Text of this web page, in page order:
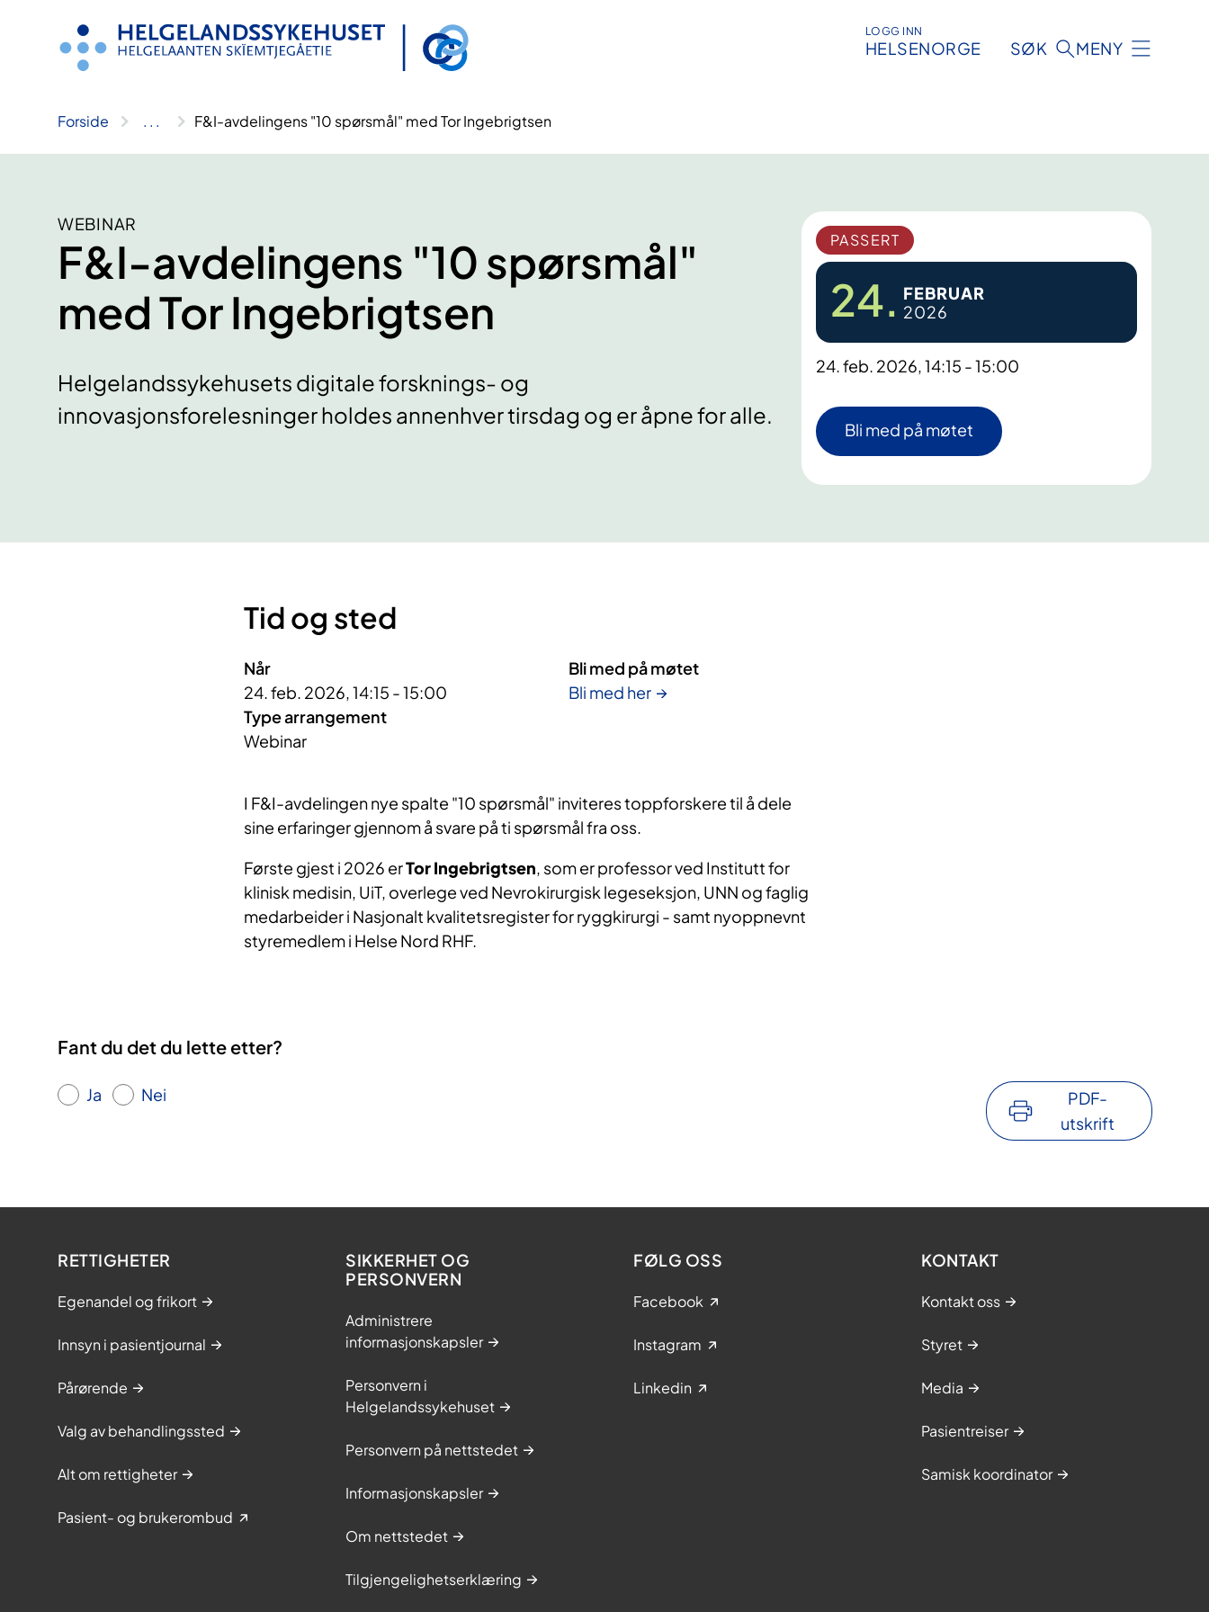
LOGG INN
HELSENORGE SØK MENY
Forside .. . F&I-avdelingens "10 spørsmål" med Tor Ingebrigtsen
WEBINAR
F&I-avdelingens "10 spørsmål"
med Tor Ingebrigtsen
Helgelandssykehusets digitale forsknings- og
innovasjonsforelesninger holdes annenhver tirsdag og er åpne for alle.
PASSERT
24. FEBRUAR
2026
24. feb. 2026, 14:15 - 15:00
Bli med på møtet
Tid og sted
Når
24. feb. 2026, 14:15 - 15:00
Type arrangement
Webinar
Bli med på møtet
Bli med her
I F&I-avdelingen nye spalte "10 spørsmål" inviteres toppforskere til å dele
sine erfaringer gjennom å svare på ti spørsmål fra oss.
Første gjest i 2026 erTor Ingebrigtsen, som er professor ved Institutt for
klinisk medisin, UiT, overlege ved Nevrokirurgisk legeseksjon, UNN og faglig
medarbeider i Nasjonalt kvalitetsregister for ryggkirurgi - samt nyoppnevnt
styremedlem i Helse Nord RHF.
Fant du det du lette etter?
Ja Nei
PDF-
utskrift
RETTIGHETER
Egenandel og frikort
Innsyn i pasientjournal
Pårørende
Valg av behandlingssted
Alt om rettigheter
Pasient- og brukerombud
SIKKERHET OG
PERSONVERN
Administrere
informasjonskapsler
Personvern i
Helgelandssykehuset
Personvern på nettstedet
Informasjonskapsler
Om nettstedet
Tilgjengelighetserklæring
FØLG OSS
Facebook
Instagram
Linkedin
KONTAKT
Kontakt oss
Styret
Media
Pasientreiser
Samisk koordinator